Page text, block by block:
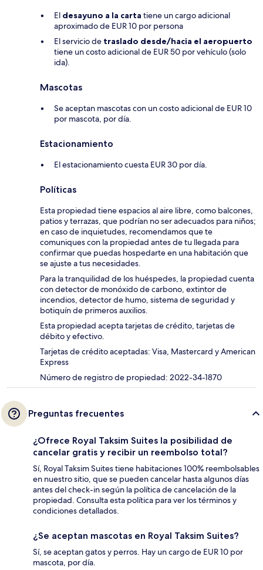
El desayuno a la carta tiene un cargo adicional
aproximado de EUR 10 por persona
El servicio de traslado desde/hacia el aeropuerto
tiene un costo adicional de EUR 50 por vehículo (solo
ida).
Mascotas
Se aceptan mascotas con un costo adicional de EUR 10
por mascota, por día.
Estacionamiento
El estacionamiento cuesta EUR 30 por día.
Políticas
Esta propiedad tiene espacios al aire libre, como balcones,
patios y terrazas, que podrían no ser adecuados para niños;
en caso de inquietudes, recomendamos que te
comuniques con la propiedad antes de tu llegada para
confirmar que puedas hospedarte en una habitación que
se ajuste a tus necesidades.
Para la tranquilidad de los huéspedes, la propiedad cuenta
con detector de monóxido de carbono, extintor de
incendios, detector de humo, sistema de seguridad y
botiquín de primeros auxilios.
Esta propiedad acepta tarjetas de crédito, tarjetas de
débito y efectivo.
Tarjetas de crédito aceptadas: Visa, Mastercard y American
Express
Número de registro de propiedad: 2022-34-1870
Preguntas frecuentes
¿Ofrece Royal Taksim Suites la posibilidad de
cancelar gratis y recibir un reembolso total?
Sí, Royal Taksim Suites tiene habitaciones 100% reembolsables
en nuestro sitio, que se pueden cancelar hasta algunos días
antes del check-in según la política de cancelación de la
propiedad. Consulta esta política para ver los términos y
condiciones detallados.
¿Se aceptan mascotas en Royal Taksim Suites?
Sí, se aceptan gatos y perros. Hay un cargo de EUR 10 por
mascota, por día.